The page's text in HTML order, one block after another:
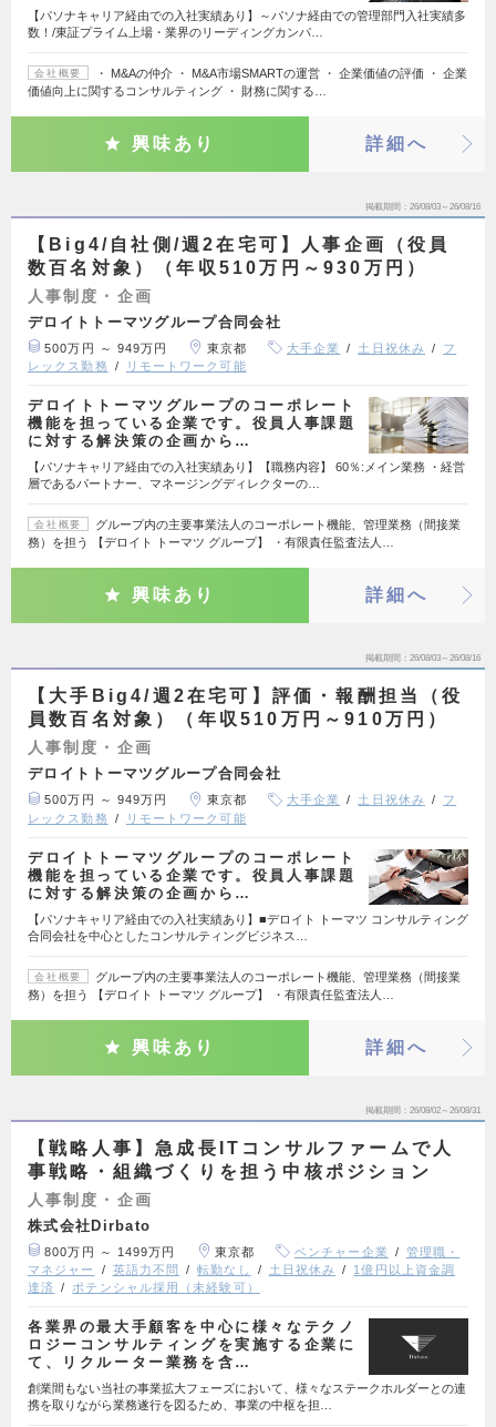
【パソナキャリア経由での入社実績あり】～パソナ経由での管理部門入社実績多
数！/東証プライム上場・業界のリーディングカンパ…
会社概要
・ M&Aの仲介 ・ M&A市場SMARTの運営 ・ 企業価値の評価 ・ 企業
価値向上に関するコンサルティング ・ 財務に関する…
興味あり 詳細へ
掲載期間 26/08/03～26/08/16
【Big4/自社側/週2在宅可】人事企画（役員
数百名対象）（年収510万円～930万円）
人事制度・企画
デロイトトーマツグループ合同会社
500万円 ～ 949万円 東京都 大手企業 土日祝休み
フ
レックス勤務
リモートワーク可能
デロイトトーマツグループのコーポレート
機能を担っている企業です。役員人事課題
に対する解決策の企画から…
【パソナキャリア経由での入社実績あり】【職務内容】 60％:メイン業務 ・経営
層であるパートナー、マネージングディレクターの…
会社概要
グループ内の主要事業法人のコーポレート機能、管理業務（間接業
務）を担う 【デロイト トーマツ グループ】 ・有限責任監査法人…
興味あり 詳細へ
掲載期間 26/08/03～26/08/16
【大手Big4/週2在宅可】評価・報酬担当（役
員数百名対象）（年収510万円～910万円）
人事制度・企画
デロイトトーマツグループ合同会社
500万円 ～ 949万円 東京都 大手企業 土日祝休み
フ
レックス勤務
リモートワーク可能
デロイトトーマツグループのコーポレート
機能を担っている企業です。役員人事課題
に対する解決策の企画から…
【パソナキャリア経由での入社実績あり】■デロイト トーマツ コンサルティング
合同会社を中心としたコンサルティングビジネス…
会社概要
グループ内の主要事業法人のコーポレート機能、管理業務（間接業
務）を担う 【デロイト トーマツ グループ】 ・有限責任監査法人…
興味あり 詳細へ
掲載期間 26/08/02～26/08/31
【戦略人事】急成長ITコンサルファームで人
事戦略・組織づくりを担う中核ポジション
人事制度・企画
株式会社Dirbato
800万円 ～ 1499万円 東京都 ベンチャー企業
管理職・
マネジャー
英語力不問 転勤なし 土日祝休み
1億円以上資金調
達済
ポテンシャル採用（未経験可）
各業界の最大手顧客を中心に様々なテクノ
ロジーコンサルティングを実施する企業に
て、リクルーター業務を含…
創業間もない当社の事業拡大フェーズにおいて、様々なステークホルダーとの連
携を取りながら業務遂行を図るため、事業の中枢を担…